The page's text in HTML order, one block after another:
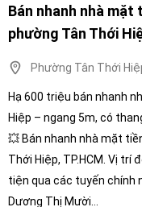
Bán nhanh nhà mặt
phường Tân Thới
Phường Tân Thới
Hạ 600 triệu bán nhanh
Hiệp – ngang 5m, có
💥 Bán nhanh nhà mặt
Thới Hiệp, TP.HCM. Vị trí
tiện qua các tuyến chính
Dương Thị Mười…